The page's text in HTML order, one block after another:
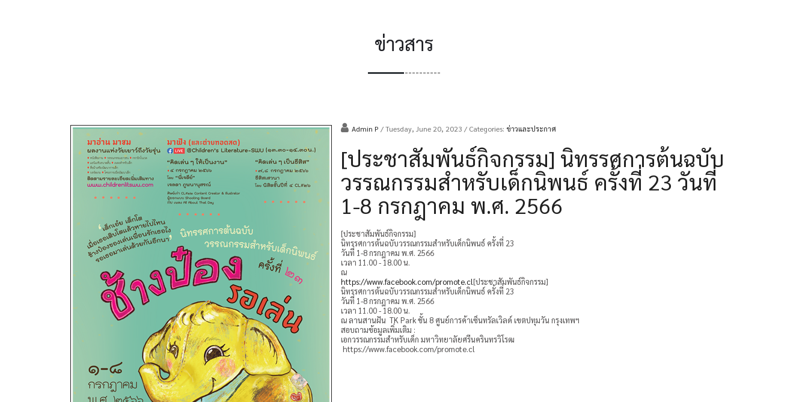
ข่าวสาร
Admin P / Tuesday, June 20, 2023 / Categories: ข่าวและประกาศ
[ประชาสัมพันธ์กิจกรรม] นิทรรศการต้นฉบับ
วรรณกรรมสำหรับเด็กนิพนธ์ ครั้งที่ 23 วันที่
1-8 กรกฎาคม พ.ศ. 2566
[ประชาสัมพันธ์กิจกรรม]
นิทรรศการต้นฉบับวรรณกรรมสำหรับเด็กนิพนธ์ ครั้งที่ 23
วันที่ 1-8 กรกฎาคม พ.ศ. 2566
เวลา 11.00 - 18.00 น.
ณ
https://www.facebook.com/promote.cl[ประชาสัมพันธ์กิจกรรม]
นิทรรศการต้นฉบับวรรณกรรมสำหรับเด็กนิพนธ์ ครั้งที่ 23
วันที่ 1-8 กรกฎาคม พ.ศ. 2566
เวลา 11.00 - 18.00 น.
ณ ลานสานฝัน TK Park ชั้น 8 ศูนย์การค้าเซ็นทรัลเวิลด์ เขตปทุมวัน กรุงเทพฯ
สอบถามข้อมูลเพิ่มเติม :
เอกวรรณกรรมสำหรับเด็ก มหาวิทยาลัยศรีนครินทรวิโรฒ
https://www.facebook.com/promote.cl